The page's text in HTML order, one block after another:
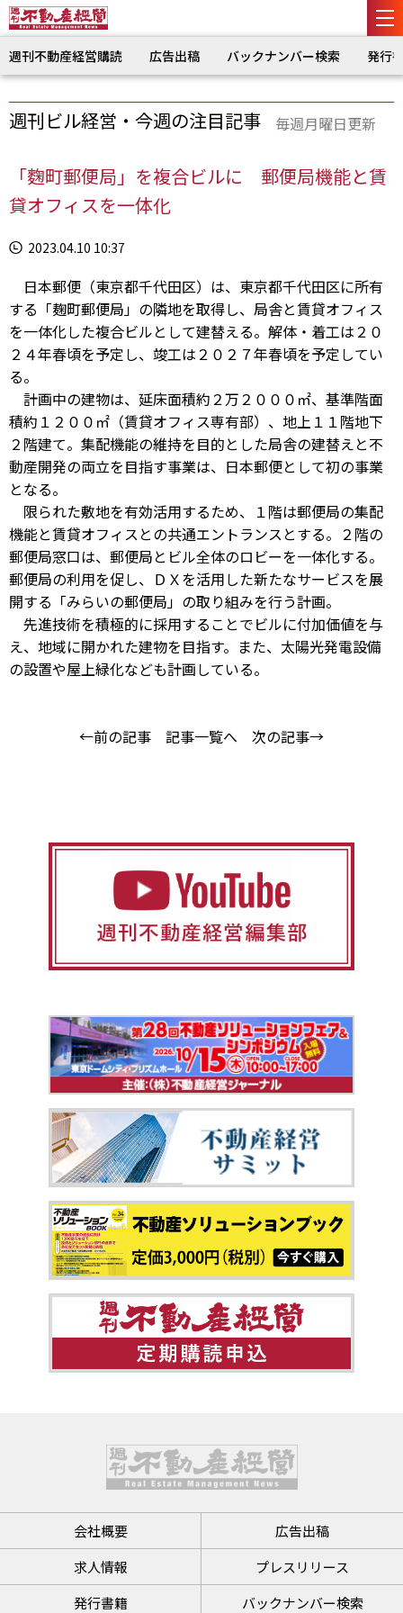
週刊不動産経営購読 広告出稿 バックナンバー検索 発行
週刊ビル経営・今週の注目記事 毎週月曜日更新
「麴町郵便局」を複合ビルに 郵便局機能と賃
貸オフィスを一体化
2023.04.10 10:37
日本郵便（東京都千代田区）は、東京都千代田区に所有
する「麹町郵便局」の隣地を取得し、局舎と賃貸オフィス
を一体化した複合ビルとして建替える。解体・着工は２０
２４年春頃を予定し、竣工は２０２７年春頃を予定してい
る。
計画中の建物は、延床面積約２万２０００㎡、基準階面
積約１２００㎡（賃貸オフィス専有部）、地上１１階地下
２階建て。集配機能の維持を目的とした局舎の建替えと不
動産開発の両立を目指す事業は、日本郵便として初の事業
となる。
限られた敷地を有効活用するため、１階は郵便局の集配
機能と賃貸オフィスとの共通エントランスとする。２階の
郵便局窓口は、郵便局とビル全体のロビーを一体化する。
郵便局の利用を促し、ＤＸを活用した新たなサービスを展
開する「みらいの郵便局」の取り組みを行う計画。
先進技術を積極的に採用することでビルに付加価値を与
え、地域に開かれた建物を目指す。また、太陽光発電設備
の設置や屋上緑化なども計画している。
←前の記事 記事一覧へ 次の記事→
会社概要
広告出稿
求人情報
プレスリリース
発行書籍
バックナンバー検索